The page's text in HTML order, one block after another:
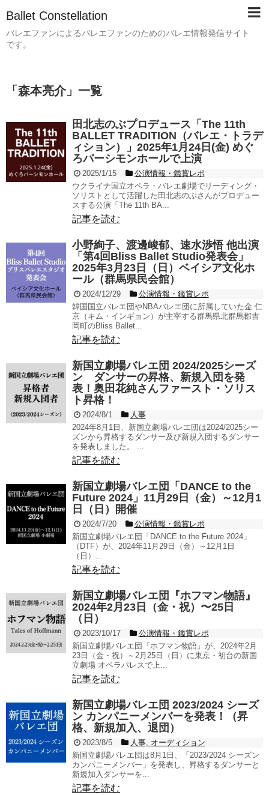
Ballet Constellation
バレエファンによるバレエファンのためのバレエ情報発信サイト
です。
「 森本亮介」 一覧
田北志のぶプロデュース「The 11th
BALLET TRADITION（バレエ・トラデ
ィション）」2025年1月24日(金) めぐ
ろパーシモンホールで上演
2025/1/15
公演情報・鑑賞レポ
ウクライナ国立オペラ・バレエ劇場でリーディング・
ソリストとして活躍した田北志のぶさんがプロデュー
スする公演「The 11th BA...
記事を読む
小野絢子、渡邊峻郁、速水渉悟 他出演
「第4回Bliss Ballet Studio発表会」
2025年3月23日（日）ベイシア文化ホ
ール（群馬県民会館）
2024/12/29
公演情報・鑑賞レポ
韓国国立バレエ団やNBAバレエ団に所属していた金 仁
京（キム・インギョン）が主宰する群馬県北群馬郡吉
岡町のBliss Ballet...
記事を読む
新国立劇場バレエ団 2024/2025シーズ
ン ダンサーの昇格、新規入団を発
表！奥田花純さんファースト・ソリス
ト昇格！
2024/8/1
人事
2024年8月1日、新国立劇場バレエ団は2024/2025シー
ズンから昇格するダンサー及び新規入団するダンサー
を発表しました。 ...
記事を読む
新国立劇場バレエ団「DANCE to the
Future 2024」11月29日（金）～12月1
日（日）開催
2024/7/20
公演情報・鑑賞レポ
新国立劇場バレエ団「DANCE to the Future 2024」
（DTF）が、2024年11月29日（金）～12月1日
（日）...
記事を読む
新国立劇場バレエ団『ホフマン物語』
2024年2月23日（金・祝）〜25日
（日）
2023/10/17
公演情報・鑑賞レポ
新国立劇場バレエ団『ホフマン物語』が、2024年2月
23日（金・祝）～2月25日（日）に東京・初台の新国
立劇場 オペラパレスで上...
記事を読む
新国立劇場バレエ団 2023/2024 シーズ
ン カンパニーメンバーを発表！（昇
格、新規加入、退団）
2023/8/5 人事, オーディション
新国立劇場バレエ団は8月1日、「2023/2024 シーズン
カンパニーメンバー」を発表し、昇格するダンサーと
新規加入ダンサーを...
記事を読む